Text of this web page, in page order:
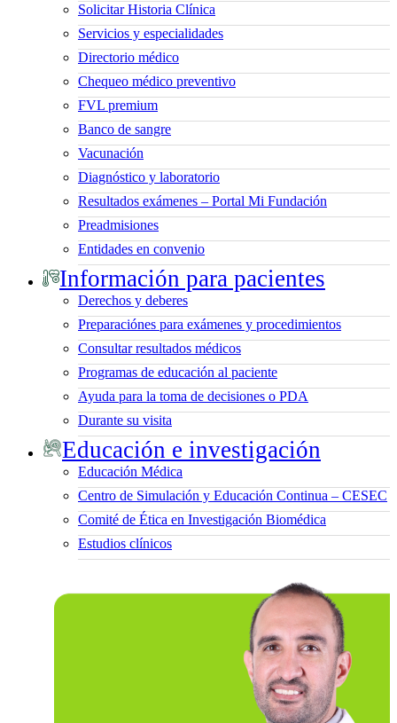
Solicitar Historia Clínica
Servicios y especialidades
Directorio médico
Chequeo médico preventivo
FVL premium
Banco de sangre
Vacunación
Diagnóstico y laboratorio
Resultados exámenes – Portal Mi Fundación
Preadmisiones
Entidades en convenio
Información para pacientes
Derechos y deberes
Preparaciónes para exámenes y procedimientos
Consultar resultados médicos
Programas de educación al paciente
Ayuda para la toma de decisiones o PDA
Durante su visita
Educación e investigación
Educación Médica
Centro de Simulación y Educación Continua – CESEC
Comité de Ética en Investigación Biomédica
Estudios clínicos